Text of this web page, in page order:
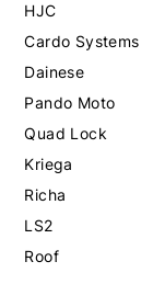
HJC
Cardo Systems
Dainese
Pando Moto
Quad Lock
Kriega
Richa
LS2
Roof